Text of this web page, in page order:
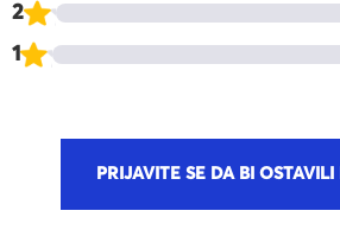
2
1
PRIJAVITE SE DA BI